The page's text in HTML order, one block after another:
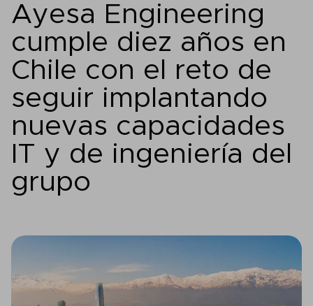
Ayesa Engineering
cumple diez años en
Chile con el reto de
seguir implantando
nuevas capacidades
IT y de ingeniería del
grupo